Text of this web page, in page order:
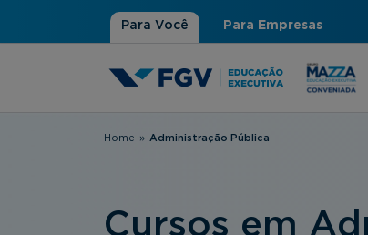
Para Você Para Empresas
Você está aqui
Home » Administração Pública
Cursos em